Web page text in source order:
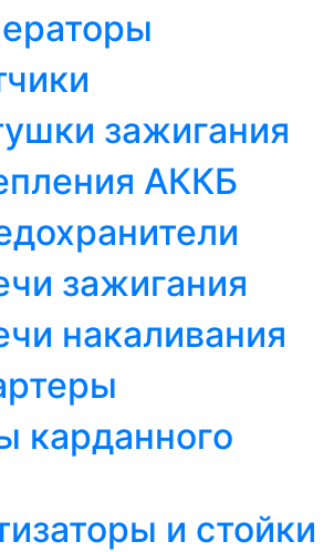
зажигания
АККБ
зажигания
накаливания
карданного
и стойки